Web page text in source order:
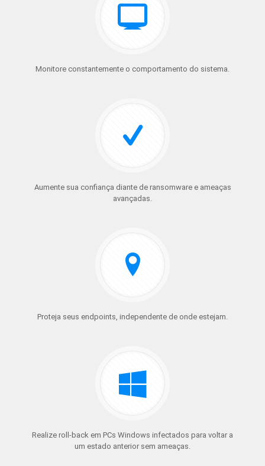
Monitore constantemente o comportamento do sistema.
Aumente sua confiança diante de ransomware e ameaças
avançadas.
Proteja seus endpoints, independente de onde estejam.
Realize roll-back em PCs Windows infectados para voltar a
um estado anterior sem ameaças.